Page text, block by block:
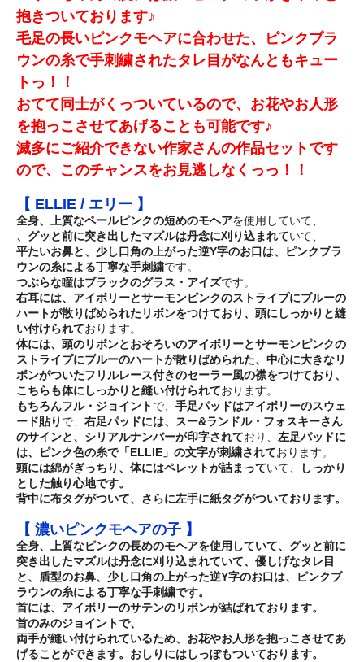
抱きついております♪
毛足の長いピンクモヘアに合わせた、ピンクブラ
ウンの糸で手刺繍されたタレ目がなんともキュー
トっ！！
おてて同士がくっついているので、お花やお人形
を抱っこさせてあげることも可能です♪
滅多にご紹介できない作家さんの作品セットです
ので、このチャンスをお見逃しなくっっ！！
【 ELLIE / エリー 】
全身、上質なペールピンクの短めのモヘアを使用していて、
、グッと前に突き出したマズルは丹念に刈り込まれていて、
平たいお鼻と、少し口角の上がった逆Y字のお口は、ピンクブラ
ウンの糸による丁寧な手刺繍です。
つぶらな瞳はブラックのグラス・アイズです。
右耳には、アイボリーとサーモンピンクのストライプにブルーの
ハートが散りばめられたリボンをつけており、頭にしっかりと縫
い付けられております。
体には、頭のリボンとおそろいのアイボリーとサーモンピンクの
ストライプにブルーのハートが散りばめられた、中心に大きなリ
ボンがついたフリルレース付きのセーラー風の襟をつけており、
こちらも体にしっかりと縫い付けられております。
もちろんフル・ジョイントで、 手足パッドはアイボリーのスウェ
ード貼り で、 右足パッドには、スー&ランドル・フォスキーさん
のサインと、シリアルナンバーが印字されており、 左足パッドに
は、ピンク色の糸で「ELLIE」の文字が刺繍されております。
頭には綿がぎっちり、体にはペレットが詰まっていて、
しっかり
とした触り心地です。
背中に布タグがついて、 さらに左手に紙タグがついております。
【 濃いピンクモヘアの子 】
全身、上質なピンクの長めのモヘアを使用していて、 グッと前に
突き出したマズルは丹念に刈り込まれていて、 優しげなタレ目
と、盾型のお鼻、少し口角の上がった逆Y字のお口は、ピンクブ
ラウンの糸による丁寧な手刺繍です。
首には、アイボリーのサテンのリボンが結ばれております。
首のみのジョイントで、
両手が縫い付けられているため、お花やお人形を抱っこさせてあ
げることができます。 おしりにはしっぽもついております。